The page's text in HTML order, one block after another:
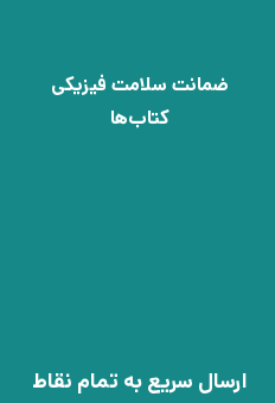
ضمانت سلامت فیزیکی
کتاب‌ها
ارسال سریع به تمام نقاط